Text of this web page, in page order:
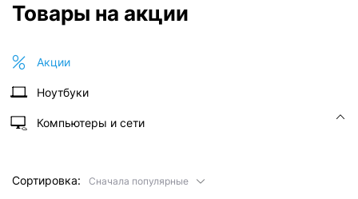
Товары на акции
Акции
Ноутбуки
Компьютеры и сети
Сортировка: Сначала популярные